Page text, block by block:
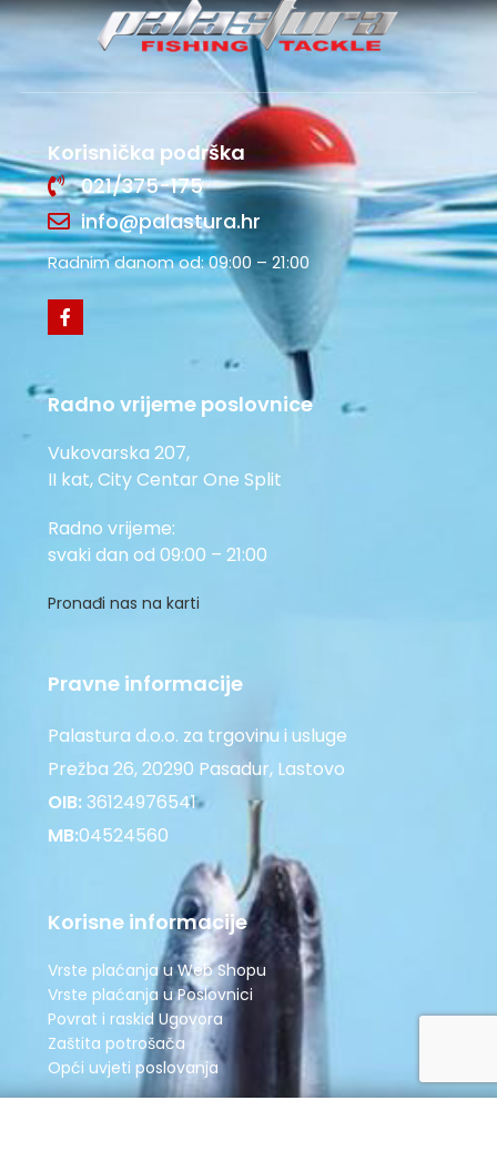
Korisnička podrška
021/375-175
info@palastura.hr
Radnim danom od: 09:00 – 21:00
Radno vrijeme poslovnice
Vukovarska 207,
II kat, City Centar One Split
Radno vrijeme:
svaki dan od 09:00 – 21:00
Pronađi nas na karti
Pravne informacije
Palastura d.o.o. za trgovinu i usluge
Prežba 26, 20290 Pasadur, Lastovo
OIB:36124976541
MB:04524560
Korisne informacije
Vrste plaćanja u Web Shopu
Vrste plaćanja u Poslovnici
Povrat i raskid Ugovora
Zaštita potrošača
Opći uvjeti poslovanja